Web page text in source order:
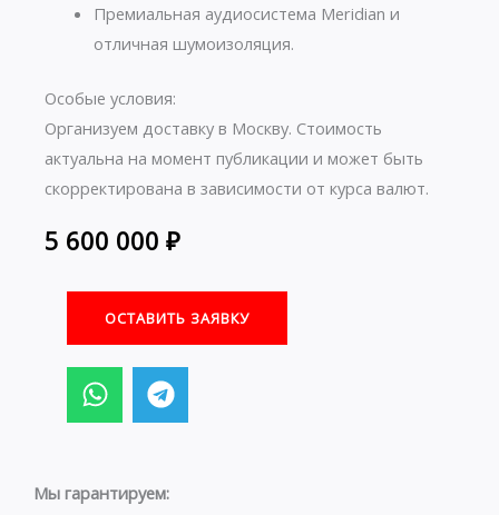
Премиальная аудиосистема Meridian и
отличная шумоизоляция.
Особые условия:
Организуем доставку в Москву. Стоимость
актуальна на момент публикации и может быть
скорректирована в зависимости от курса валют.
5 600 000 ₽
ОСТАВИТЬ ЗАЯВКУ
W
h
a
s
T
e
l
g
Мы гарантируем: